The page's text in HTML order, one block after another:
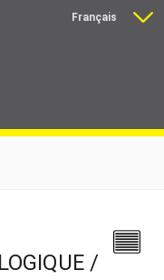
Français
Formations
Download
Liens
/